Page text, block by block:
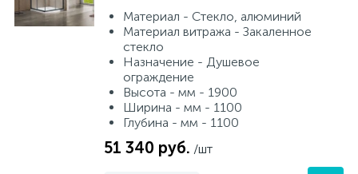
Материал - Стекло, алюминий
Материал витража - Закаленное
стекло
Назначение - Душевое
ограждение
Высота - мм - 1900
Ширина - мм - 1100
Глубина - мм - 1100
51 340 руб. /шт